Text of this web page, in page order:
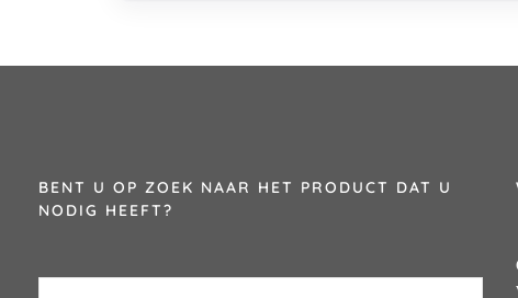
BENT U OP ZOEK NAAR HET PRODUCT DAT U
NODIG HEEFT?